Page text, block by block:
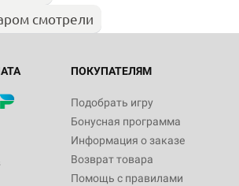
смотрели
ПОКУПАТЕЛЯМ
Подобрать игру
Бонусная программа
Информация о заказе
Возврат товара
Помощь с правилами